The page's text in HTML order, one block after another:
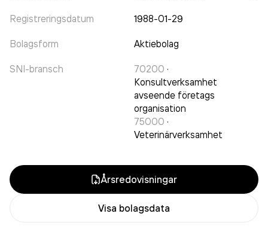
Registreringsdatum 1988-01-29
Bolagsform Aktiebolag
SNI-bransch 70200 ·
Konsultverksamhet
avseende företags
organisation
75000 ·
Veterinärverksamhet
Årsredovisningar
Visa bolagsdata